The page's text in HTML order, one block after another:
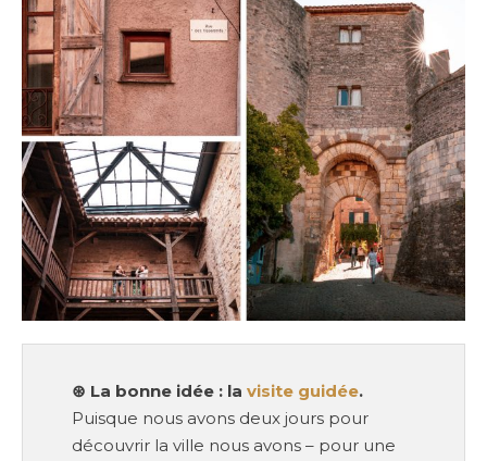
⊛ La bonne idée : la visite guidée.
Puisque nous avons deux jours pour
découvrir la ville nous avons – pour une